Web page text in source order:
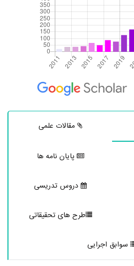
مقالات علمی
پایان نامه ها
دروس تدریسی
طرح های تحقیقاتی
سوابق اجرایی